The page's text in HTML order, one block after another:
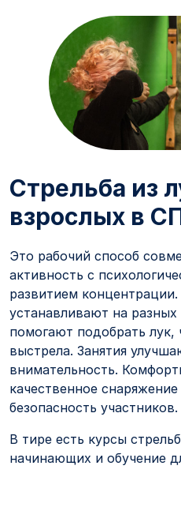
Стрельба из
взрослых в
Это рабочий способ
активность с
развитием
устанавливают на
помогают подобрать лук,
выстрела. Занятия
внимательность.
качественное
безопасность участников.
В тире есть курсы
начинающих и обучение